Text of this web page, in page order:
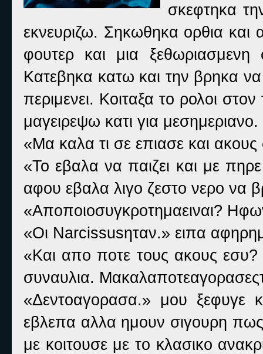
σκεφτηκα
εκνευριζω. Σηκωθηκα ορθια
φουτερ και μια
Κατεβηκα κατω και την βρηκα να
περιμενει. Κοιταξα το ρολοι
μαγειρεψω κατι για μεσημεριανο.
«Μα καλα τι σε επιασε και
«Το εβαλα να παιζει και με
αφου εβαλα λιγο ζεστο νερο να
«Αποποιοσυγκροτημαειναι?
«Οι Narcissusηταν.» ειπα
«Και απο ποτε τους ακους
συναυλια.
«Δεντοαγορασα.» μου
εβλεπα αλλα ημουν σιγουρη
με κοιτουσε με το κλασικο